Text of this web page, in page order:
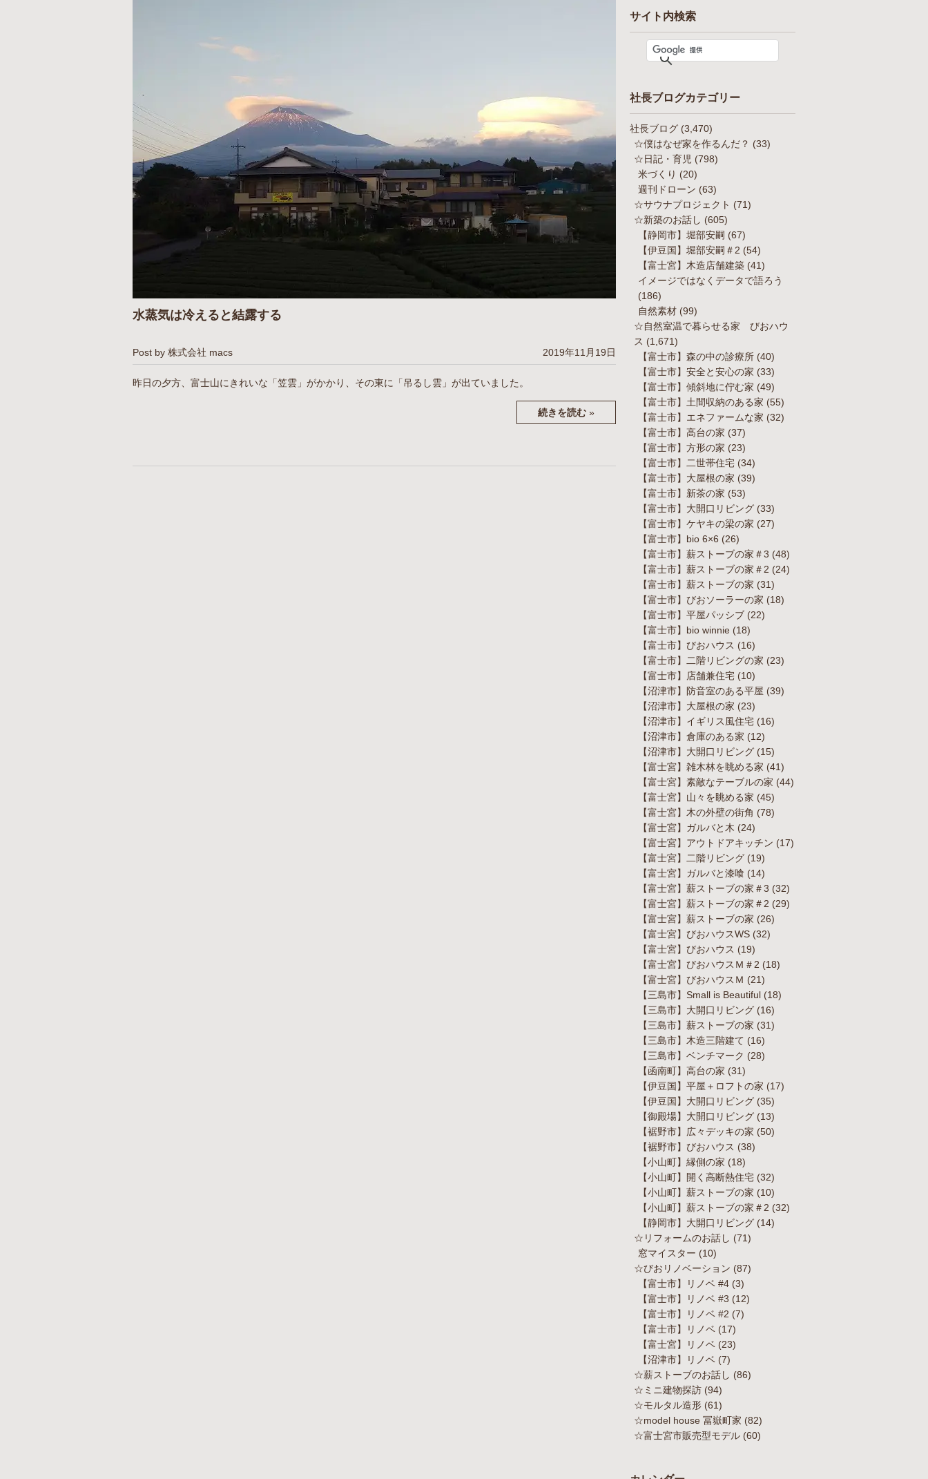
水蒸気は冷えると結露する
Post by 株式会社 macs 2019年11月19日
昨日の夕方、富士山にきれいな「笠雲」がかかり、その東に「吊るし雲」が出ていました。
続きを読む »
サイト内検索
社長ブログカテゴリー
社長ブログ (3,470)
☆僕はなぜ家を作るんだ？ (33)
☆日記・育児 (798)
米づくり (20)
週刊ドローン (63)
☆サウナプロジェクト (71)
☆新築のお話し (605)
【静岡市】堀部安嗣 (67)
【伊豆国】堀部安嗣＃2 (54)
【富士宮】木造店舗建築 (41)
イメージではなくデータで語ろう
(186)
自然素材 (99)
☆自然室温で暮らせる家 びおハウ
ス (1,671)
【富士市】森の中の診療所 (40)
【富士市】安全と安心の家 (33)
【富士市】傾斜地に佇む家 (49)
【富士市】土間収納のある家 (55)
【富士市】エネファームな家 (32)
【富士市】高台の家 (37)
【富士市】方形の家 (23)
【富士市】二世帯住宅 (34)
【富士市】大屋根の家 (39)
【富士市】新茶の家 (53)
【富士市】大開口リビング (33)
【富士市】ケヤキの梁の家 (27)
【富士市】bio 6×6 (26)
【富士市】薪ストーブの家＃3 (48)
【富士市】薪ストーブの家＃2 (24)
【富士市】薪ストーブの家 (31)
【富士市】びおソーラーの家 (18)
【富士市】平屋パッシブ (22)
【富士市】bio winnie (18)
【富士市】びおハウス (16)
【富士市】二階リビングの家 (23)
【富士市】店舗兼住宅 (10)
【沼津市】防音室のある平屋 (39)
【沼津市】大屋根の家 (23)
【沼津市】イギリス風住宅 (16)
【沼津市】倉庫のある家 (12)
【沼津市】大開口リビング (15)
【富士宮】雑木林を眺める家 (41)
【富士宮】素敵なテーブルの家 (44)
【富士宮】山々を眺める家 (45)
【富士宮】木の外壁の街角 (78)
【富士宮】ガルバと木 (24)
【富士宮】アウトドアキッチン (17)
【富士宮】二階リビング (19)
【富士宮】ガルバと漆喰 (14)
【富士宮】薪ストーブの家＃3 (32)
【富士宮】薪ストーブの家＃2 (29)
【富士宮】薪ストーブの家 (26)
【富士宮】びおハウスWS (32)
【富士宮】びおハウス (19)
【富士宮】びおハウスＭ＃2 (18)
【富士宮】びおハウスＭ (21)
【三島市】Small is Beautiful (18)
【三島市】大開口リビング (16)
【三島市】薪ストーブの家 (31)
【三島市】木造三階建て (16)
【三島市】ベンチマーク (28)
【函南町】高台の家 (31)
【伊豆国】平屋＋ロフトの家 (17)
【伊豆国】大開口リビング (35)
【御殿場】大開口リビング (13)
【裾野市】広々デッキの家 (50)
【裾野市】びおハウス (38)
【小山町】縁側の家 (18)
【小山町】開く高断熱住宅 (32)
【小山町】薪ストーブの家 (10)
【小山町】薪ストーブの家＃2 (32)
【静岡市】大開口リビング (14)
☆リフォームのお話し (71)
窓マイスター (10)
☆びおリノベーション (87)
【富士市】リノベ #4 (3)
【富士市】リノベ #3 (12)
【富士市】リノベ #2 (7)
【富士市】リノベ (17)
【富士宮】リノベ (23)
【沼津市】リノベ (7)
☆薪ストーブのお話し (86)
☆ミニ建物探訪 (94)
☆モルタル造形 (61)
☆model house 冨嶽町家 (82)
☆富士宮市販売型モデル (60)